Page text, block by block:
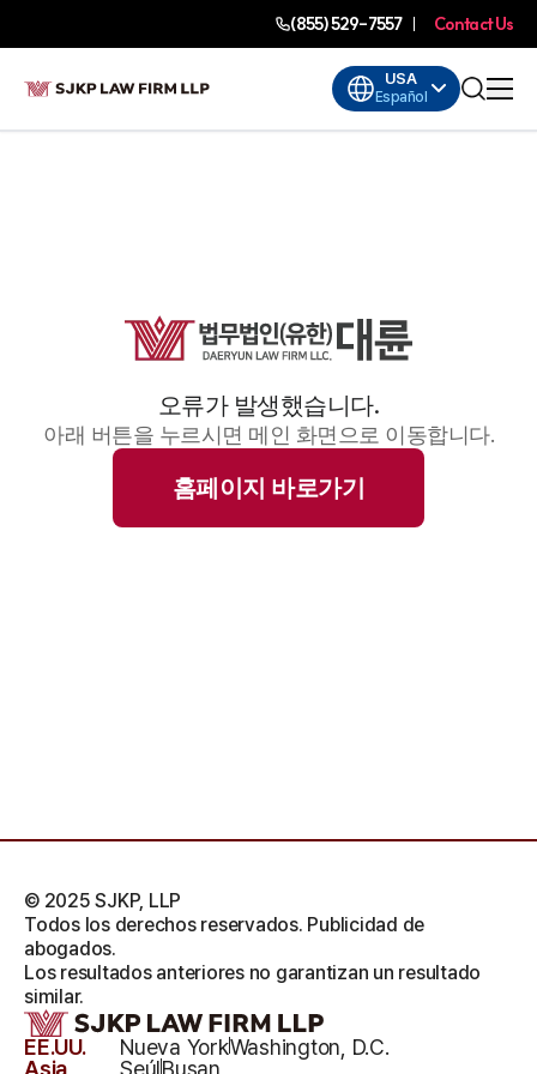
(855) 529-7557 Contact Us
USA
Español
오류가 발생했습니다.
아래 버튼을 누르시면 메인 화면으로 이동합니다.
홈페이지 바로가기
EE.UU. Nueva YorkWashington, D.C.
© 2025 SJKP, LLP
Todos los derechos reservados. Publicidad de
abogados.
Los resultados anteriores no garantizan un resultado
similar.